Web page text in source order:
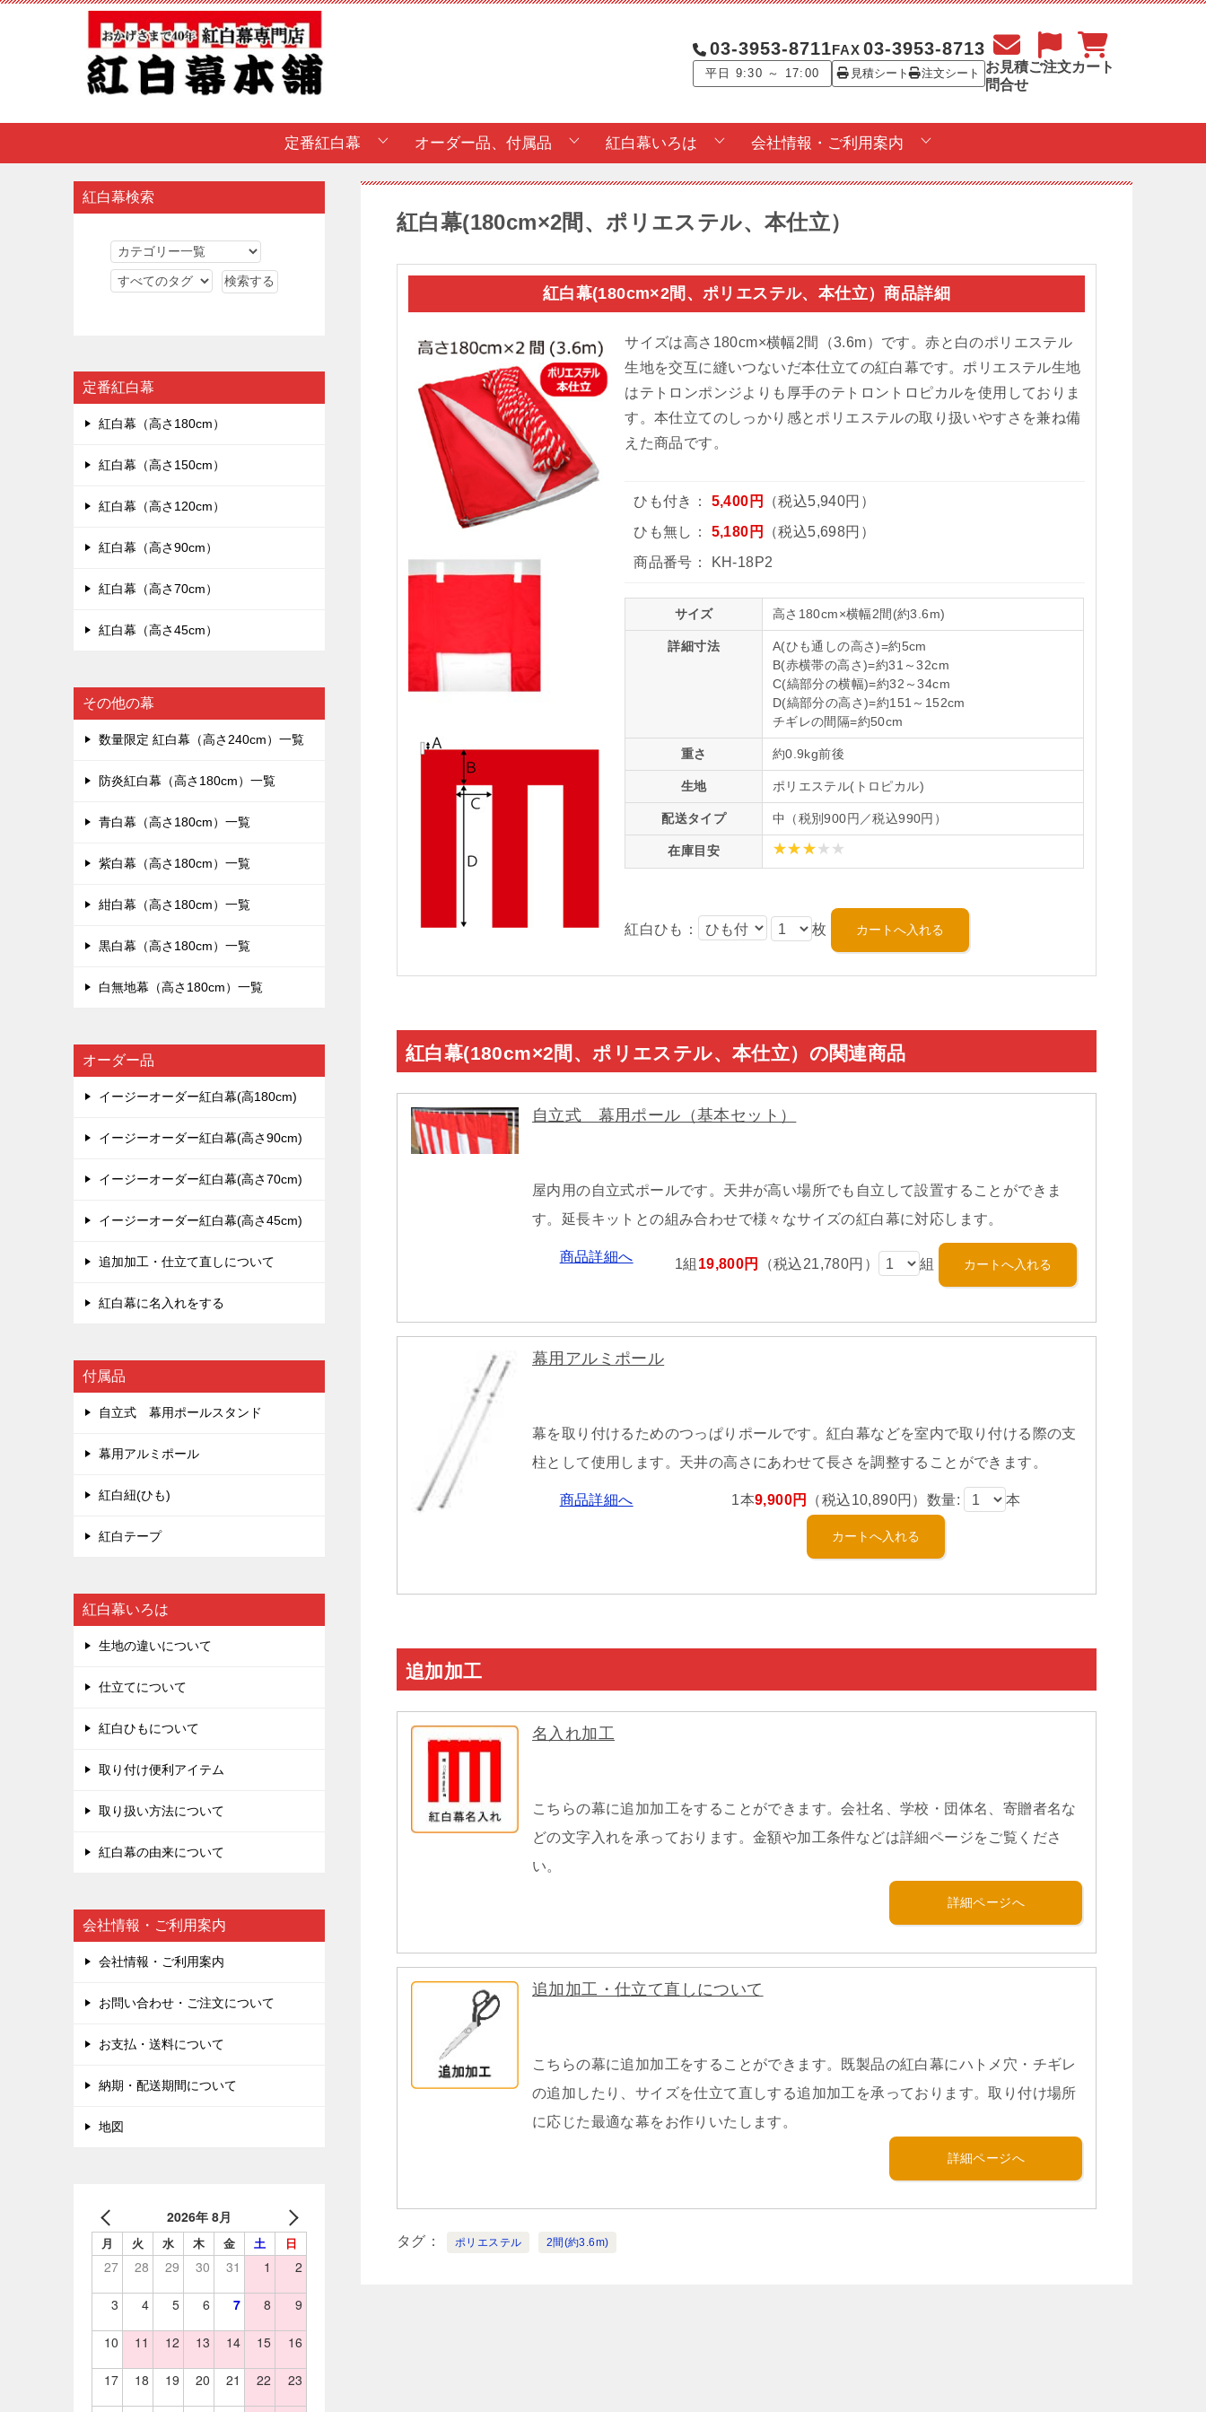
03-3953-8711
平日 9:30 ～ 17:00
FAX 03-3953-8713
見積シート 注文シート
お見積
問合せ
ご注文カート
定番紅白幕 オーダー品、付属品 紅白幕いろは 会社情報・ご利用案内
紅白幕(180cm×2間、ポリエステル、本仕立）
紅白幕(180cm×2間、ポリエステル、本仕立）商品詳細
サイズは高さ180cm×横幅2間（3.6m）です。赤と白のポリエステル
生地を交互に縫いつないだ本仕立ての紅白幕です。ポリエステル生地
はテトロンポンジよりも厚手のテトロントロピカルを使用しておりま
す。本仕立てのしっかり感とポリエステルの取り扱いやすさを兼ね備
えた商品です。
ひも付き： 5,400円
（税込5,940円）
ひも無し：
5,180円
（税込5,698円）
商品番号：
KH-18P2
サイズ 高さ180cm×横幅2間(約3.6m)
詳細寸法
A(ひも通しの高さ)=約5cm
B(赤横帯の高さ)=約31～32cm
C(縞部分の横幅)=約32～34cm
D(縞部分の高さ)=約151～152cm
チギレの間隔=約50cm
重さ 約0.9kg前後
生地 ポリエステル(トロピカル)
配送タイプ 中（税別900円／税込990円）
在庫目安
紅白ひも： 枚
紅白幕(180cm×2間、ポリエステル、本仕立）の関連商品
自立式 幕用ポール（基本セット）
屋内用の自立式ポールです。天井が高い場所でも自立して設置することができま
す。延長キットとの組み合わせで様々なサイズの紅白幕に対応します。
商品詳細へ 1組 19,800円 （税込21,780円） 組
幕用アルミポール
幕を取り付けるためのつっぱりポールです。紅白幕などを室内で取り付ける際の支
柱として使用します。天井の高さにあわせて長さを調整することができます。
商品詳細へ 1本9,900円 （税込10,890円）数量: 本
追加加工
名入れ加工
こちらの幕に追加加工をすることができます。会社名、学校・団体名、寄贈者名な
どの文字入れを承っております。金額や加工条件などは詳細ページをご覧くださ
い。
詳細ページへ
追加加工・仕立て直しについて
こちらの幕に追加加工をすることができます。既製品の紅白幕にハトメ穴・チギレ
の追加したり、サイズを仕立て直しする追加加工を承っております。取り付け場所
に応じた最適な幕をお作りいたします。
詳細ページへ
タグ ポリエステル 2間(約3.6m)
紅白幕検索
定番紅白幕
紅白幕（高さ180cm）
紅白幕（高さ150cm）
紅白幕（高さ120cm）
紅白幕（高さ90cm）
紅白幕（高さ70cm）
紅白幕（高さ45cm）
その他の幕
数量限定 紅白幕（高さ240cm）一覧
防炎紅白幕（高さ180cm）一覧
青白幕（高さ180cm）一覧
紫白幕（高さ180cm）一覧
紺白幕（高さ180cm）一覧
黒白幕（高さ180cm）一覧
白無地幕（高さ180cm）一覧
オーダー品
イージーオーダー紅白幕(高180cm)
イージーオーダー紅白幕(高さ90cm)
イージーオーダー紅白幕(高さ70cm)
イージーオーダー紅白幕(高さ45cm)
追加加工・仕立て直しについて
紅白幕に名入れをする
付属品
自立式 幕用ポールスタンド
幕用アルミポール
紅白紐(ひも)
紅白テープ
紅白幕いろは
生地の違いについて
仕立てについて
紅白ひもについて
取り付け便利アイテム
取り扱い方法について
紅白幕の由来について
会社情報・ご利用案内
会社情報・ご利用案内
お問い合わせ・ご注文について
お支払・送料について
納期・配送期間について
地図
2026年 8月
月 火 水 木 金 土 日
27 28 29 30 31 1 2
3 4 5 6 7 8 9
10 11 12 13 14 15 16
17 18 19 20 21 22 23